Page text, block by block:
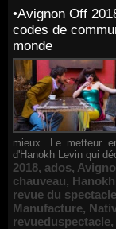
•Avignon Off
codes de
monde
mieux. Le metteur
d'Hanokh Levin qui
2018, ados,
chauveau,
revue du spectacle
Manufacture, Nativ
revueduspectacle,